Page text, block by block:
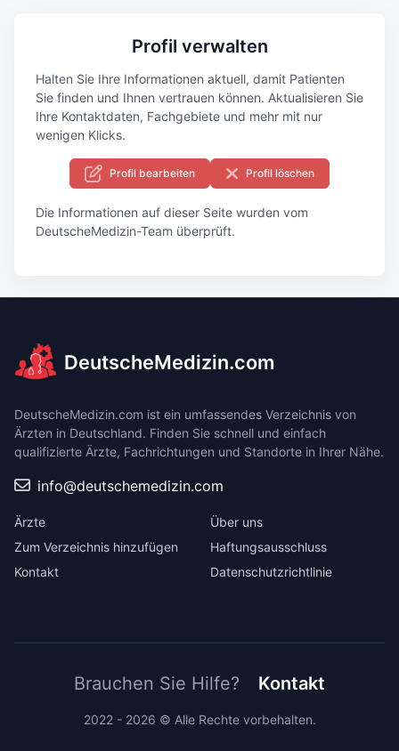
Profil verwalten
Halten Sie Ihre Informationen aktuell, damit Patienten
Sie finden und Ihnen vertrauen können. Aktualisieren Sie
Ihre Kontaktdaten, Fachgebiete und mehr mit nur
wenigen Klicks.
Profil bearbeiten Profil löschen
Die Informationen auf dieser Seite wurden vom
DeutscheMedizin-Team überprüft.
DeutscheMedizin.com
DeutscheMedizin.com ist ein umfassendes Verzeichnis von
Ärzten in Deutschland. Finden Sie schnell und einfach
qualifizierte Ärzte, Fachrichtungen und Standorte in Ihrer Nähe.
info@deutschemedizin.com
Ärzte
Zum Verzeichnis hinzufügen
Kontakt
Über uns
Haftungsausschluss
Datenschutzrichtlinie
Brauchen Sie Hilfe? Kontakt
2022 - 2026 © Alle Rechte vorbehalten.